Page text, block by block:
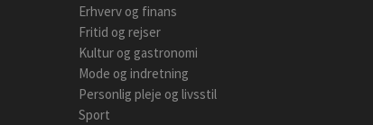
Erhverv og finans
Fritid og rejser
Kultur og gastronomi
Mode og indretning
Personlig pleje og livsstil
Sport